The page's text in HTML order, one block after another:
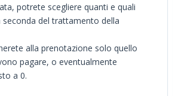
potrete scegliere quanti e quali
seconda del trattamento della
alla prenotazione solo quello
pagare, o eventualmente
a 0.